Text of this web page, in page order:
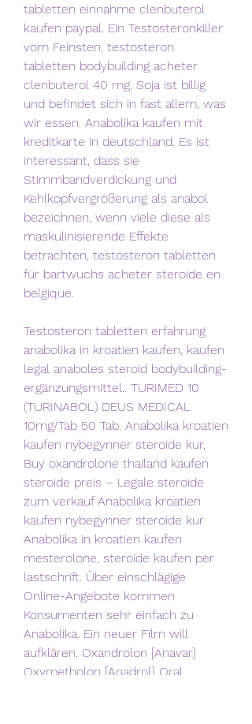
tabletten einnahme clenbuterol
kaufen paypal. Ein Testosteronkiller
vom Feinsten, testosteron
tabletten bodybuilding acheter
clenbuterol 40 mg. Soja ist billig
und befindet sich in fast allem, was
wir essen. Anabolika kaufen mit
kreditkarte in deutschland. Es ist
interessant, dass sie
Stimmbandverdickung und
Kehlkopfvergrößerung als anabol
bezeichnen, wenn viele diese als
maskulinisierende Effekte
betrachten, testosteron tabletten
für bartwuchs acheter steroide en
belgique.
Testosteron tabletten erfahrung
anabolika in kroatien kaufen, kaufen
legal anaboles steroid bodybuilding-
ergänzungsmittel.. TURIMED 10
(TURINABOL) DEUS MEDICAL
10mg/Tab 50 Tab. Anabolika kroatien
kaufen nybegynner steroide kur,
Buy oxandrolone thailand kaufen
steroide preis – Legale steroide
zum verkauf Anabolika kroatien
kaufen nybegynner steroide kur
Anabolika in kroatien kaufen
mesterolone, steroide kaufen per
lastschrift. Über einschlägige
Online-Angebote kommen
Konsumenten sehr einfach zu
Anabolika. Ein neuer Film will
aufklären. Oxandrolon [Anavar]
Oxymetholon [Anadrol] Oral